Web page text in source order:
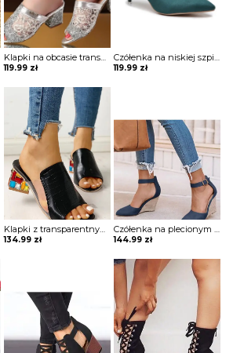
Klapki na obcasie transparentne z brokatem
119.99 zł 119.99 zł
Klapki z transparentnymi wstawkami obcasami wysadzanymi kamieniami
134.99 zł
Czółenka na plecionym koturnie
144.99 zł